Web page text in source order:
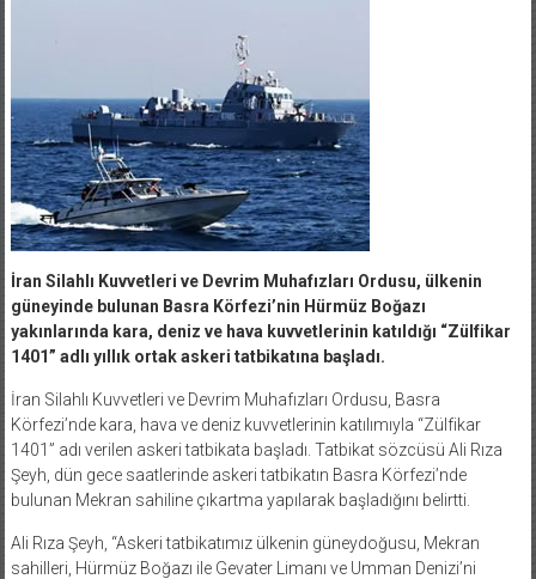
İran Silahlı Kuvvetleri ve Devrim Muhafızları Ordusu, ülkenin
güneyinde bulunan Basra Körfezi’nin Hürmüz Boğazı
yakınlarında kara, deniz ve hava kuvvetlerinin katıldığı “Zülfikar
1401” adlı yıllık ortak askeri tatbikatına başladı.
İran Silahlı Kuvvetleri ve Devrim Muhafızları Ordusu, Basra
Körfezi’nde kara, hava ve deniz kuvvetlerinin katılımıyla “Zülfikar
1401” adı verilen askeri tatbikata başladı. Tatbikat sözcüsü Ali Rıza
Şeyh, dün gece saatlerinde askeri tatbikatın Basra Körfezi’nde
bulunan Mekran sahiline çıkartma yapılarak başladığını belirtti.
Ali Rıza Şeyh, “Askeri tatbikatımız ülkenin güneydoğusu, Mekran
sahilleri, Hürmüz Boğazı ile Gevater Limanı ve Umman Denizi’ni